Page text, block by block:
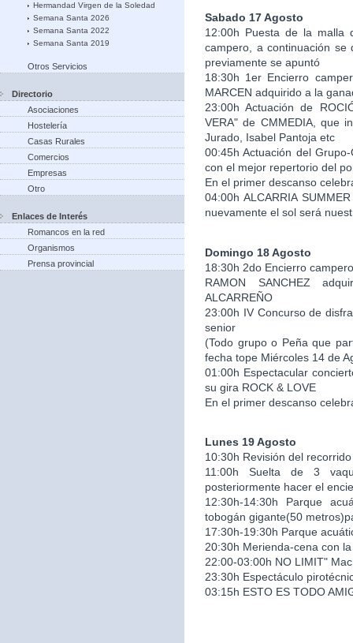
Hermandad Virgen de la Soledad
Semana Santa 2026
Semana Santa 2022
Semana Santa 2019
Otros Servicios
Directorio
Asociaciones
Hostelería
Casas Rurales
Comercios
Empresas
Otro
Enlaces de Interés
Romancos en la red
Organismos
Prensa provincial
Sabado 17 Agosto
12:00h Puesta de la malla
campero, a continuación se
previamente se apuntó
18:30h 1er Encierro
MARCEN adquirido a la
23:00h Actuación de
VERA" de CMMEDIA, que
Jurado, Isabel Pantoja etc
00:45h Actuación del
con el mejor repertorio del
En el primer descanso
04:00h ALCARRIA
nuevamente el sol será
Domingo 18 Agosto
18:30h 2do Encierro
RAMON SANCHEZ
ALCARREÑO
23:00h IV Concurso de
senior
(Todo grupo o Peña que
fecha tope Miércoles 14 de
01:00h Espectacular
su gira ROCK & LOVE
En el primer descanso
Lunes 19 Agosto
10:30h Revisión del
11:00h Suelta de 3
posteriormente hacer el
12:30h-14:30h Parque
tobogán gigante(50
17:30h-19:30h Parque
20:30h Merienda-cena con
22:00-03:00h NO LIMIT"
23:30h Espectáculo
03:15h ESTO ES TODO